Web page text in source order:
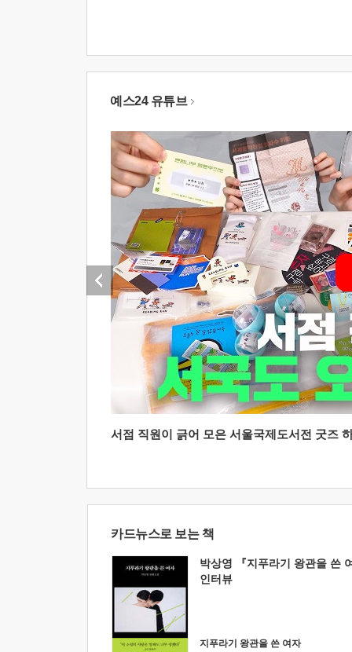
예스24 유튜브
서점 직원이 긁어 모은 서울국제도서전 굿즈
카드뉴스로 보는 책
박상영 『지푸라기 왕관을 쓴
인터뷰
지푸라기 왕관을 쓴 여자